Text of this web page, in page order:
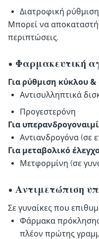
Διατροφική ρύθμιση
Μπορεί να
περιπτώσεις.
• Φαρμακευτική
Για ρύθμιση κύκλου
Αντισυλληπτικά
Προγεστερόνη
Για
Αντιανδρογόνα (σε
Για μεταβολικό
Μετφορμίνη (σε
• Αντιμετώπιση
Σε γυναίκες που
Φάρμακα
πλέον πρώτης